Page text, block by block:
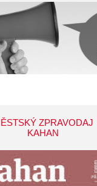
ZPRAVODAJ
KAHAN